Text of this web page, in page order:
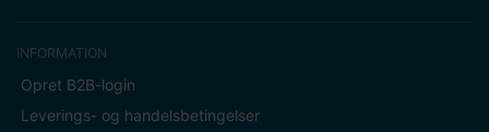
INFORMATION
Opret B2B-login
Leverings- og handelsbetingelser